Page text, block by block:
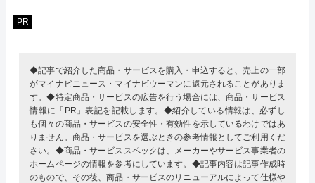
PR
◆記事で紹介した商品・サービスを購入・申込すると、売上の一部
がマイナビニュース・マイナビウーマンに還元されることがありま
す。◆特定商品・サービスの広告を行う場合には、商品・サービス
情報に「PR」表記を記載します。◆紹介している情報は、必ずし
も個々の商品・サービスの安全性・有効性を示しているわけではあ
りません。商品・サービスを選ぶときの参考情報としてご利用くだ
さい。◆商品・サービススペックは、メーカーやサービス事業者の
ホームページの情報を参考にしています。◆記事内容は記事作成時
のもので、その後、商品・サービスのリニューアルによって仕様や